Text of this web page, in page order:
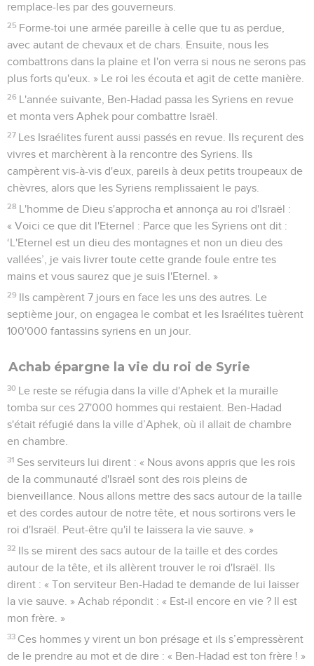
remplace-les par des gouverneurs.
25 Forme-toi une armée pareille à celle que tu as perdue,
avec autant de chevaux et de chars. Ensuite, nous les
combattrons dans la plaine et l'on verra si nous ne serons pas
plus forts qu'eux. » Le roi les écouta et agit de cette manière.
26 L'année suivante, Ben-Hadad passa les Syriens en revue
et monta vers Aphek pour combattre Israël.
27 Les Israélites furent aussi passés en revue. Ils reçurent des
vivres et marchèrent à la rencontre des Syriens. Ils
campèrent vis-à-vis d'eux, pareils à deux petits troupeaux de
chèvres, alors que les Syriens remplissaient le pays.
28 L'homme de Dieu s'approcha et annonça au roi d'Israël :
« Voici ce que dit l'Eternel : Parce que les Syriens ont dit :
‘L'Eternel est un dieu des montagnes et non un dieu des
vallées’, je vais livrer toute cette grande foule entre tes
mains et vous saurez que je suis l'Eternel. »
29 Ils campèrent 7 jours en face les uns des autres. Le
septième jour, on engagea le combat et les Israélites tuèrent
100'000 fantassins syriens en un jour.
Achab épargne la vie du roi de Syrie
30 Le reste se réfugia dans la ville d'Aphek et la muraille
tomba sur ces 27'000 hommes qui restaient. Ben-Hadad
s'était réfugié dans la ville d’Aphek, où il allait de chambre
en chambre.
31 Ses serviteurs lui dirent : « Nous avons appris que les rois
de la communauté d'Israël sont des rois pleins de
bienveillance. Nous allons mettre des sacs autour de la taille
et des cordes autour de notre tête, et nous sortirons vers le
roi d'Israël. Peut-être qu'il te laissera la vie sauve. »
32 Ils se mirent des sacs autour de la taille et des cordes
autour de la tête, et ils allèrent trouver le roi d'Israël. Ils
dirent : « Ton serviteur Ben-Hadad te demande de lui laisser
la vie sauve. » Achab répondit : « Est-il encore en vie ? Il est
mon frère. »
33 Ces hommes y virent un bon présage et ils s’empressèrent
de le prendre au mot et de dire : « Ben-Hadad est ton frère ! »